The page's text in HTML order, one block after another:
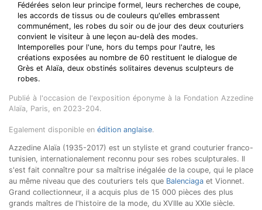
Fédérées selon leur principe formel, leurs recherches de coupe,
les accords de tissus ou de couleurs qu'elles embrassent
communément, les robes du soir ou de jour des deux couturiers
convient le visiteur à une leçon au-delà des modes.
Intemporelles pour l'une, hors du temps pour l'autre, les
créations exposées au nombre de 60 restituent le dialogue de
Grès et Alaïa, deux obstinés solitaires devenus sculpteurs de
robes.
Publié à l'occasion de l'exposition éponyme à la Fondation Azzedine
Alaïa, Paris, en 2023-204.
Egalement disponible en édition anglaise.
Azzedine Alaïa (1935-2017) est un styliste et grand couturier franco-
tunisien, internationalement reconnu pour ses robes sculpturales. Il
s'est fait connaître pour sa maîtrise inégalée de la coupe, qui le place
au même niveau que des couturiers tels que Balenciaga et Vionnet.
Grand collectionneur, il a acquis plus de 15 000 pièces des plus
grands maîtres de l'histoire de la mode, du XVIIIe au XXIe siècle.